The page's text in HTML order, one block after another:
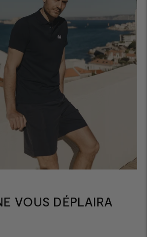
VOUS DÉPLAIRA